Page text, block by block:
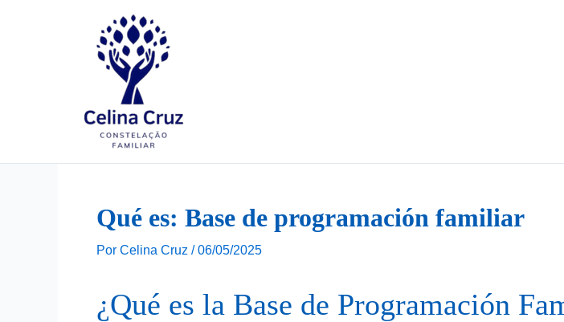
Qué es: Base de programación familiar
Por Celina Cruz /06/05/2025
¿Qué es la Base de Programación